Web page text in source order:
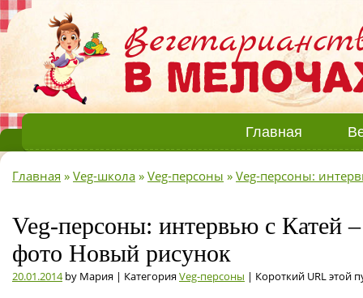
Главная
Главная » Veg-школа » Veg-персоны » Veg-персоны:
Veg-персоны: интервью с Катей
фото Новый рисунок
20.01.2014by Мария | КатегорияVeg-персоны | Короткий URL этой